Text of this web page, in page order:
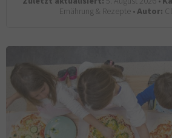
Ernährung & Rezepte •Autor: